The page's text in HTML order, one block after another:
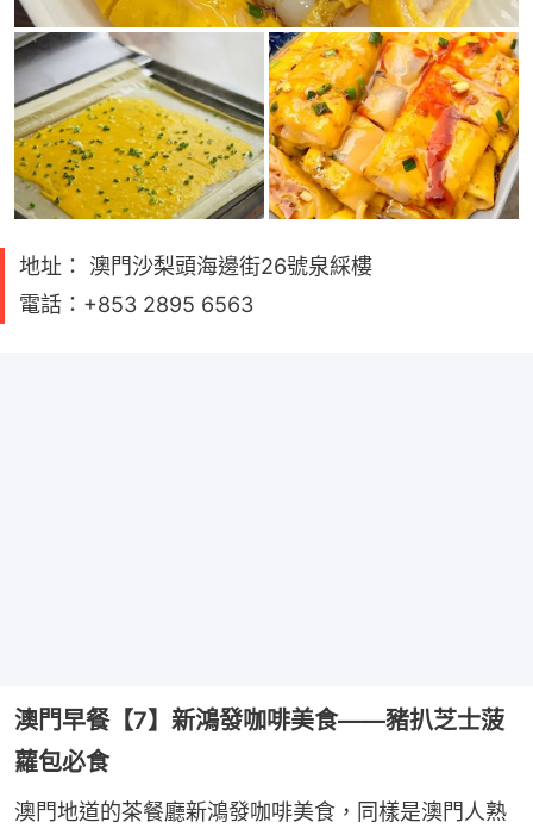
地址： 澳門沙梨頭海邊街26號泉綵樓
電話：+853 2895 6563
澳門早餐【7】新鴻發咖啡美食——豬扒芝士菠
蘿包必食
澳門地道的茶餐廳新鴻發咖啡美食，同樣是澳門人熟